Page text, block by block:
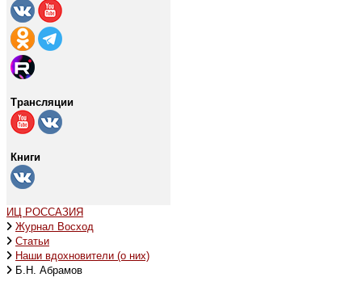
Трансляции
Книги
ИЦ РОССАЗИЯ
Журнал Восход
Статьи
Наши вдохновители (о них)
Б.Н. Абрамов